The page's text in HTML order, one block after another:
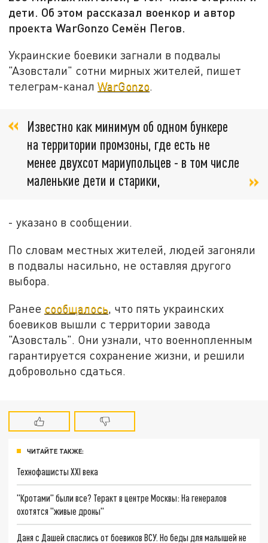
дети. Об этом рассказал военкор и автор
проекта WarGonzo Семён Пегов.
Украинские боевики загнали в подвалы
"Азовстали" сотни мирных жителей, пишет
телеграм-каналWarGonzo.
Известно как минимум об одном бункере
на территории промзоны, где есть не
менее двухсот мариупольцев - в том числе
маленькие дети и старики,
- указано в сообщении.
По словам местных жителей, людей загоняли
в подвалы насильно, не оставляя другого
выбора.
Ранее сообщалось, что пять украинских
боевиков вышли с территории завода
"Азовсталь". Они узнали, что военнопленным
гарантируется сохранение жизни, и решили
добровольно сдаться.
ЧИТАЙТЕ ТАКЖЕ:
Технофашисты XXI века
"Кротами" были все? Теракт в центре Москвы: На генералов
охотятся "живые дроны"
Даня с Дашей спаслись от боевиков ВСУ. Но беды для малышей не